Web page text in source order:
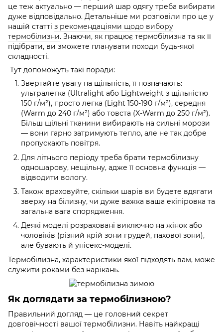
це теж актуально — перший шар одягу треба вибирати
дуже відповідально. Детальніше ми розповіли про це у
нашій статті з рекомендаціями щодо вибору
термобілизни. Знаючи, як працює термобілизна та як її
підібрати, ви зможете планувати походи будь-якої
складності.
Тут допоможуть такі поради:
Звертайте увагу на щільність, її позначають:
ультралегка (Ultralight або Lightweight з щільністю
150 г/м²), просто легка (Light 150-190 г/м²), середня
(Warm до 240 г/м²) або товста (X-Warm до 250 г/м²).
Більш щільні тканини вибирають на сильні морози
— вони гарно затримують тепло, але не так добре
пропускають повітря.
Для літнього періоду треба брати термобілизну
одношарову, нещільну, адже її основна функція —
відводити вологу.
Також враховуйте, скільки шарів ви будете вдягати
зверху на білизну, чи дуже важка ваша екіпіровка та
загальна вага спорядження.
Деякі моделі розраховані виключно на жінок або
чоловіків (різний крій зони грудей, пахової зони),
але бувають й унісекс-моделі.
Термобілизна, характеристики якої підходять вам, може
служити роками без нарікань.
Як доглядати за термобілизною?
Правильний догляд — це головний секрет
довговічності вашої термобілизни. Навіть найкращі